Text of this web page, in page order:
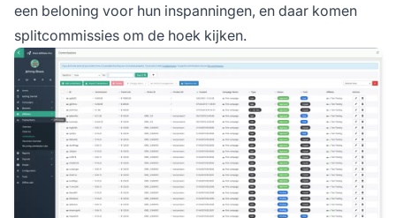
een beloning voor hun inspanningen, en daar komen
splitcommissies om de hoek kijken.